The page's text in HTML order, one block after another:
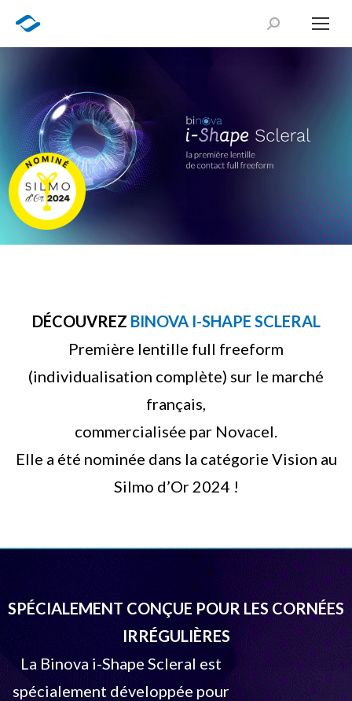
DÉCOUVREZ BINOVA I-SHAPE SCLERAL
Première lentille full freeform
(individualisation complète) sur le marché
français,
commercialisée par Novacel.
Elle a été nominée dans la catégorie Vision au
Silmo d’Or 2024 !
SPÉCIALEMENT CONÇUE POUR LES CORNÉES
IRRÉGULIÈRES
La Binova i-Shape Scleral est
spécialement développée pour